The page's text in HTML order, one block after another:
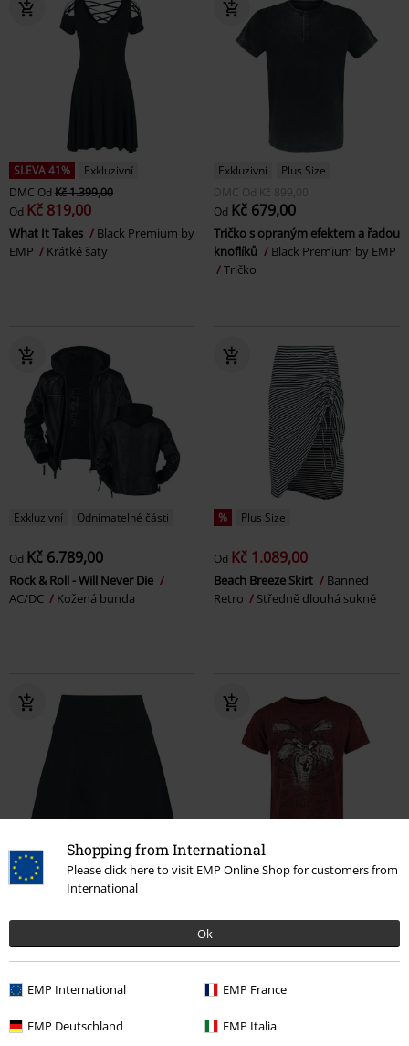
Shopping from International
Please click here to visit EMP Online Shop for customers from
International
Ok
EMP International EMP France
EMP Deutschland EMP Italia
SLEVA 41%
Exkluzivní
DMC Od Kč 1.399,00
Od Kč 819,00
What It Takes
Black Premium by
EMP
Krátké šaty
Exkluzivní
Plus Size
DMC Od Kč 899,00
Od Kč 679,00
Tričko s opraným efektem a řadou
knoflíků
Black Premium by EMP
Tričko
Exkluzivní Odnímatelné části
Od Kč 6.789,00
Rock & Roll - Will Never Die
AC/DC
Kožená bunda
% Plus Size
Od Kč 1.089,00
Beach Breeze Skirt
Banned
Retro
Středně dlouhá sukně
% Exkluzivní
Circe's Spell
Krátká sukně
Exkluzivní
Plus Size
Tričko